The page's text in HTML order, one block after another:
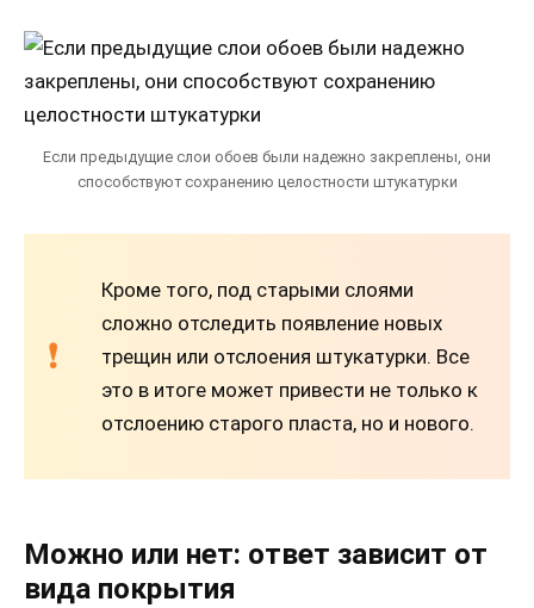
Если предыдущие слои обоев были надежно закреплены, они
способствуют сохранению целостности штукатурки
Кроме того, под старыми слоями
сложно отследить появление новых
трещин или отслоения штукатурки. Все
это в итоге может привести не только к
отслоению старого пласта, но и нового.
Можно или нет: ответ зависит от
вида покрытия